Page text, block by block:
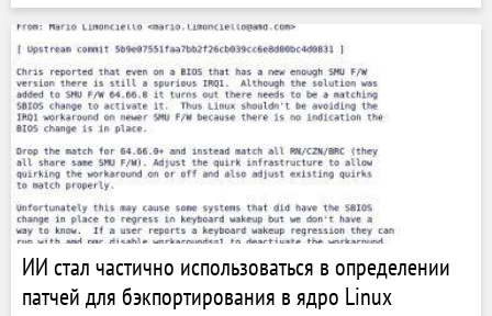
ИИ стал частично использоваться в определении
патчей для бэкпортирования в ядро ​​Linux